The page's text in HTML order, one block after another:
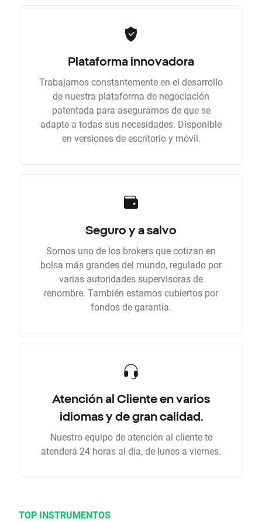
Plataforma innovadora
Trabajamos constantemente en el desarrollo
de nuestra plataforma de negociación
patentada para asegurarnos de que se
adapte a todas sus necesidades. Disponible
en versiones de escritorio y móvil.
Seguro y a salvo
Somos uno de los brokers que cotizan en
bolsa más grandes del mundo, regulado por
varias autoridades supervisoras de
renombre. También estamos cubiertos por
fondos de garantía.
Atención al Cliente en varios
idiomas y de gran calidad.
Nuestro equipo de atención al cliente te
atenderá 24 horas al día, de lunes a viernes.
TOP INSTRUMENTOS